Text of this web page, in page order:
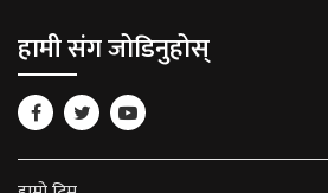
हामी संग जोडिनुहोस्